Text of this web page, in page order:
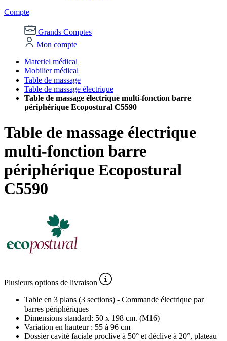
Compte
Grands Comptes
Mon compte
Materiel médical
Mobilier médical
Table de massage
Table de massage électrique
Table de massage électrique multi-fonction barre
périphérique Ecopostural C5590
Table de massage électrique
multi-fonction barre
périphérique Ecopostural
C5590
Plusieurs options de livraison
Table en 3 plans (3 sections) - Commande électrique par
barres périphériques
Dimensions standard: 50 x 198 cm. (M16)
Variation en hauteur : 55 à 96 cm
Dossier cavité faciale proclive à 50° et déclive à 20°, plateau